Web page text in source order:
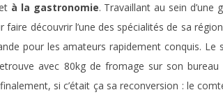
à la gastronomie. Travaillant au sein d’une
découvrir l’une des spécialités de sa
pour les amateurs rapidement conquis. Le
avec 80kg de fromage sur son bureau
si c’était ça sa reconversion : le